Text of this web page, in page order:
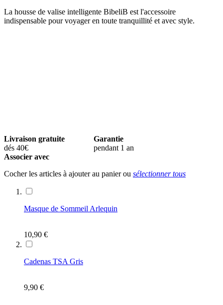
La housse de valise intelligente BibeliB est l'accessoire
indispensable pour voyager en toute tranquillité et avec style.
Livraison gratuite
dés 40€
Garantie
pendant 1 an
Associer avec
Cocher les articles à ajouter au panier ou sélectionner tous
Masque de Sommeil Arlequin
10,90 €
Cadenas TSA Gris
9,90 €